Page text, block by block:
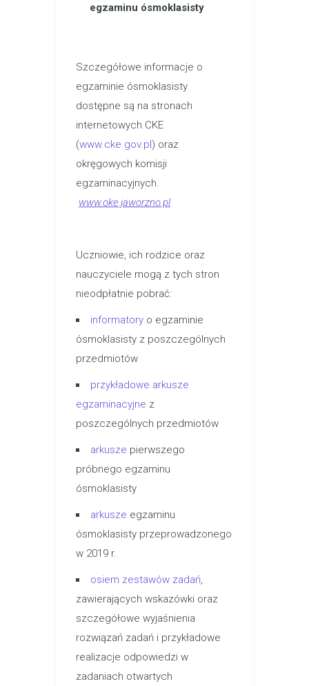
egzaminu ósmoklasisty
Szczegółowe informacje o
egzaminie ósmoklasisty
dostępne są na stronach
internetowych CKE
(www.cke.gov.pl) oraz
okręgowych komisji
egzaminacyjnych.
www.oke.jaworzno.pl
Uczniowie, ich rodzice oraz
nauczyciele mogą z tych stron
nieodpłatnie pobrać:
informatory o egzaminie
ósmoklasisty z poszczególnych
przedmiotów
przykładowe arkusze
egzaminacyjne z
poszczególnych przedmiotów
arkusze pierwszego
próbnego egzaminu
ósmoklasisty
arkusze egzaminu
ósmoklasisty przeprowadzonego
w 2019 r.
osiem zestawów zadań,
zawierających wskazówki oraz
szczegółowe wyjaśnienia
rozwiązań zadań i przykładowe
realizacje odpowiedzi w
zadaniach otwartych